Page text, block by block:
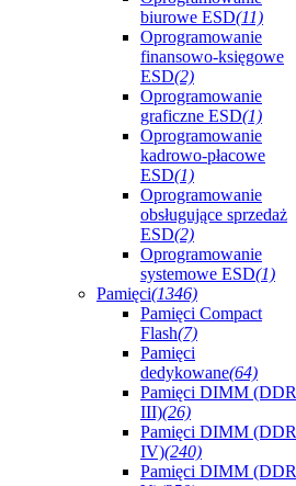
biurowe ESD(11)
Oprogramowanie
finansowo-księgowe
ESD(2)
Oprogramowanie
graficzne ESD(1)
Oprogramowanie
kadrowo-płacowe
ESD(1)
Oprogramowanie
obsługujące sprzedaż
ESD(2)
Oprogramowanie
systemowe ESD(1)
Pamięci(1346)
Pamięci Compact
Flash(7)
Pamięci
dedykowane(64)
Pamięci DIMM (DDR
III)(26)
Pamięci DIMM (DDR
IV)(240)
Pamięci DIMM (DDR